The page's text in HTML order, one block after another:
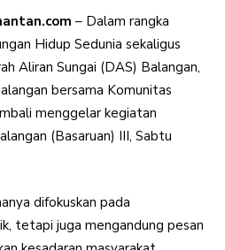
– Dalam rangka
Hidup Sedunia sekaligus
Aliran Sungai (DAS) Balangan,
bersama Komunitas
menggelar kegiatan
(Basaruan) III, Sabtu
difokuskan pada
tetapi juga mengandung pesan